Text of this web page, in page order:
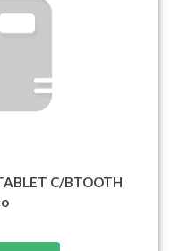
C/BTOOTH